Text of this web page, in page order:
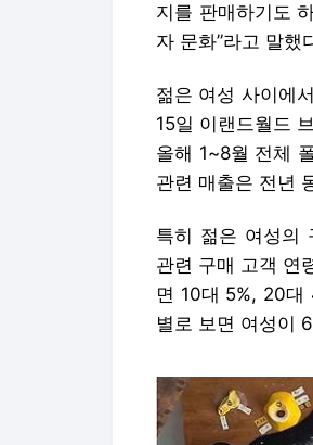
지를 판매하기도
자 문화”라고 말했
젊은 여성 사이에
15일 이랜드월드
올해 1~8월 전체
관련 매출은 전년
특히 젊은 여성의
관련 구매 고객 연
면 10대 5%, 20
별로 보면 여성이